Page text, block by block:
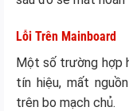
Lỗi Trên Mainboard
Một số trường hợp
tín hiệu, mất
trên bo mạch chủ.